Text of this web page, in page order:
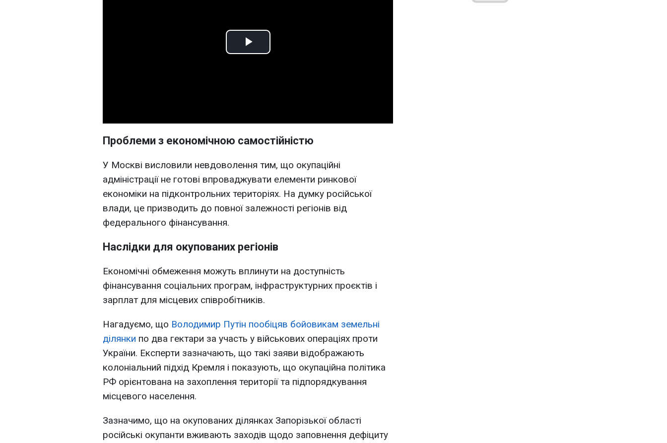
Play
Проблеми з економічною самостійністю
У Москві висловили невдоволення тим, що окупаційні
адміністрації не готові впроваджувати елементи ринкової
економіки на підконтрольних територіях. На думку російської
влади, це призводить до повної залежності регіонів від
федерального фінансування.
Наслідки для окупованих регіонів
Економічні обмеження можуть вплинути на доступність
фінансування соціальних програм, інфраструктурних проєктів і
зарплат для місцевих співробітників.
Нагадуємо, що Володимир Путін пообіцяв бойовикам земельні
ділянки по два гектари за участь у військових операціях проти
України. Експерти зазначають, що такі заяви відображають
колоніальний підхід Кремля і показують, що окупаційна політика
РФ орієнтована на захоплення території та підпорядкування
місцевого населення.
Зазначимо, що на окупованих ділянках Запорізької області
російські окупанти вживають заходів щодо заповнення дефіциту